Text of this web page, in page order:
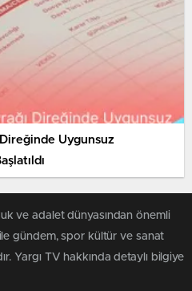
Uygunsuz
ve adalet dünyasından önemli
ile gündem, spor kültür ve sanat
Yargı TV hakkında detaylı bilgiye